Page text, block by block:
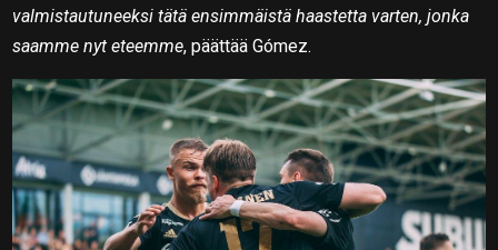
valmistautuneeksi tätä ensimmäistä haastetta varten, jonka
saamme nyt eteemme, päättää Gómez.